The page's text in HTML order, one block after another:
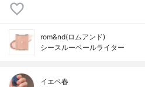
rom&nd(ロムアンド)
シースルーベールライター
イエベ春